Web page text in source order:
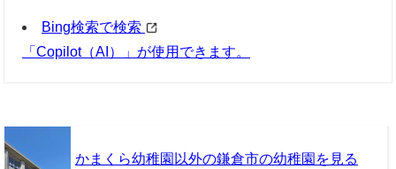
Bing検索で検索
「Copilot（AI）」が使用できます。
かまくら幼稚園以外の鎌倉市の幼稚園を見る